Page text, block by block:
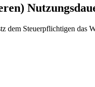
dem Steuerpflichtigen das